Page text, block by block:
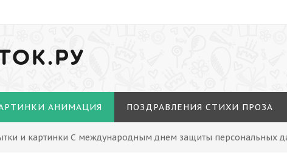
АНИМАЦИЯ ПОЗДРАВЛЕНИЯ СТИХИ ПРОЗА
и картинки С международным днем защиты персональных